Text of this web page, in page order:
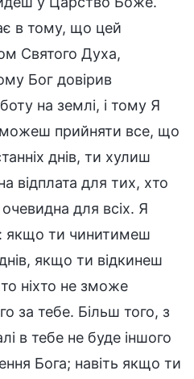
в тому, що цей
Святого Духа,
Бог довірив
на землі, і тому Я
прийняти все, що
днів, ти хулиш
відплата для тих, хто
для всіх. Я
якщо ти чинитимеш
якщо ти відкинеш
ніхто не зможе
за тебе. Більш того, з
в тебе не буде іншого
Бога; навіть якщо ти